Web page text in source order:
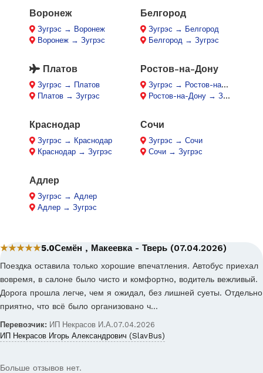
Воронеж
Зугрэс → Воронеж
Воронеж → Зугрэс
Белгород
Зугрэс → Белгород
Белгород → Зугрэс
Платов
Зугрэс → Платов
Платов → Зугрэс
Ростов-на-Дону
Зугрэс → Ростов-на-Дону
Ростов-на-Дону → Зугрэс
Краснодар
Зугрэс → Краснодар
Краснодар → Зугрэс
Сочи
Зугрэс → Сочи
Сочи → Зугрэс
Адлер
Зугрэс → Адлер
Адлер → Зугрэс
★★★★★5.0Семён , Макеевка - Тверь (07.04.2026)
Поездка оставила только хорошие впечатления. Автобус приехал
вовремя, в салоне было чисто и комфортно, водитель вежливый.
Дорога прошла легче, чем я ожидал, без лишней суеты. Отдельно
приятно, что всё было организовано ч…
Перевозчик: ИП Некрасов И.А.07.04.2026
ИП Некрасов Игорь Александрович (SlavBus)
Больше отзывов нет.